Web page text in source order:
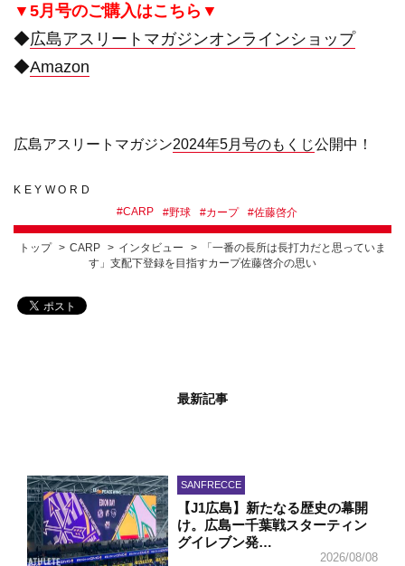
▼5月号のご購入はこちら▼
◆広島アスリートマガジンオンラインショップ
◆Amazon
広島アスリートマガジン2024年5月号のもくじ公開中！
KEYWORD
#CARP #野球 #カープ #佐藤啓介
トップ CARP インタビュー
「一番の長所は長打力だと思っていま
す」支配下登録を目指すカープ佐藤啓介の思い
最新記事
SANFRECCE
【J1広島】新たなる歴史の幕開
け。広島ー千葉戦スターティン
グイレブン発…
2026/08/08